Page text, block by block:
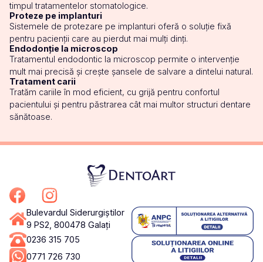
timpul tratamentelor stomatologice.
Proteze pe implanturi
Sistemele de protezare pe implanturi oferă o soluție fixă
pentru pacienții care au pierdut mai mulți dinți.
Endodonție la microscop
Tratamentul endodontic la microscop permite o intervenție
mult mai precisă și crește șansele de salvare a dintelui natural.
Tratament carii
Tratăm cariile în mod eficient, cu grijă pentru confortul
pacientului și pentru păstrarea cât mai multor structuri dentare
sănătoase.
Bulevardul Siderurgiștilor
9 PS2, 800478 Galați
0236 315 705
0771 726 730